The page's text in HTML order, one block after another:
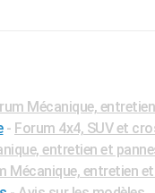
Mécanique,
- Forum 4x4, SUV et
entretien et
Mécanique, entretien